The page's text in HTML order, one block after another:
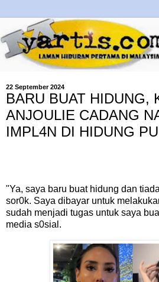
22 September 2024
BARU BUAT HIDUNG,
ANJOULIE CADANG
IMPL4N DI HIDUNG
"Ya, saya baru buat hidung dan
sor0k. Saya dibayar untuk
sudah menjadi tugas untuk saya
media s0sial.